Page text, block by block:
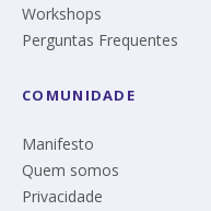
Workshops
Perguntas Frequentes
COMUNIDADE
Manifesto
Quem somos
Privacidade